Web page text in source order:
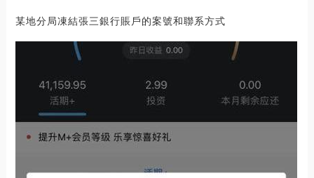
某地分局凍結張三銀行賬戶的案號和聯系方式